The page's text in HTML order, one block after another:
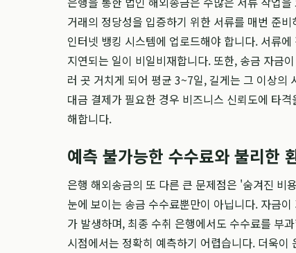
거래의 정당성을 입증하기 위한 서류를 매번 준
인터넷 뱅킹 시스템에 업로드해야 합니다. 서류
지연되는 일이 비일비재합니다. 또한, 송금 자금
러 곳 거치게 되어 평균 3~7일, 길게는 그 이상의
대금 결제가 필요한 경우 비즈니스 신뢰도에 타
해합니다.
예측 불가능한 수수료와 불리한
은행 해외송금의 또 다른 큰 문제점은 '숨겨진 비
눈에 보이는 송금 수수료뿐만이 아닙니다. 자금
가 발생하며, 최종 수취 은행에서도 수수료를 부
시점에서는 정확히 예측하기 어렵습니다. 더욱